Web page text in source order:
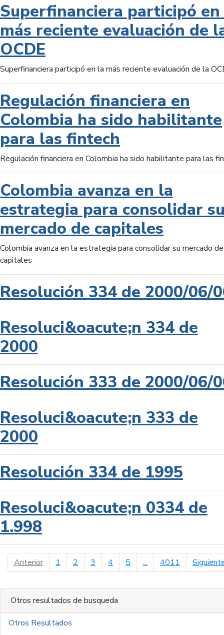
Superfinanciera participó
más reciente evaluación de
OCDE
Superfinanciera participó en la más reciente evaluación de la
Regulación financiera en
Colombia ha sido habilitante
para las fintech
Regulación financiera en Colombia ha sido habilitante para las
Colombia avanza en la
estrategia para consolidar
mercado de capitales
Colombia avanza en la estrategia para consolidar su mercado de
capitales
Resolución 334 de 2000/06/
Resoluci&oacute;n 334 de
2000
Resolución 333 de 2000/06/
Resoluci&oacute;n 333 de
2000
Resolución 334 de 1995
Resoluci&oacute;n 0334 de
1.998
Anteriorpágina anterior
1 2 3 4 5 ... 4011
Otros resultados de busqueda
Otros Resultados